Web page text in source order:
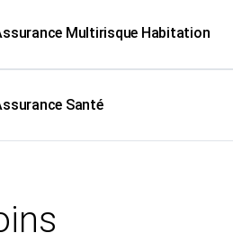
Multirisque Habitation
Santé